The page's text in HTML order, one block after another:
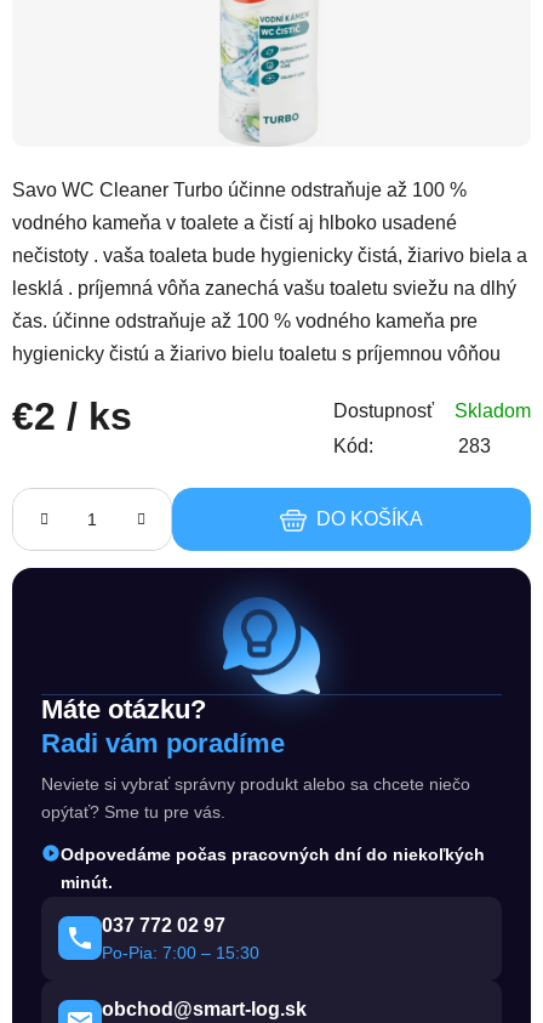
Savo WC Cleaner Turbo účinne odstraňuje až 100 %
vodného kameňa v toalete a čistí aj hlboko usadené
nečistoty . vaša toaleta bude hygienicky čistá, žiarivo biela a
lesklá . príjemná vôňa zanechá vašu toaletu sviežu na dlhý
čas. účinne odstraňuje až 100 % vodného kameňa pre
hygienicky čistú a žiarivo bielu toaletu s príjemnou vôňou
€2 / ks Dostupnosť
Skladom
Kód:
283
DO KOŠÍKA
Máte otázku?
Radi vám poradíme
Neviete si vybrať správny produkt alebo sa chcete niečo
opýtať? Sme tu pre vás.
Odpovedáme počas pracovných dní do niekoľkých
minút.
037 772 02 97
Po-Pia: 7:00 – 15:30
obchod@smart-log.sk